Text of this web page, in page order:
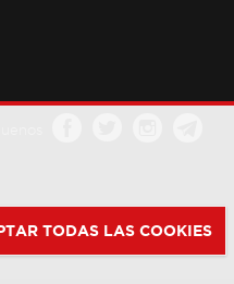
TODAS LAS COOKIES